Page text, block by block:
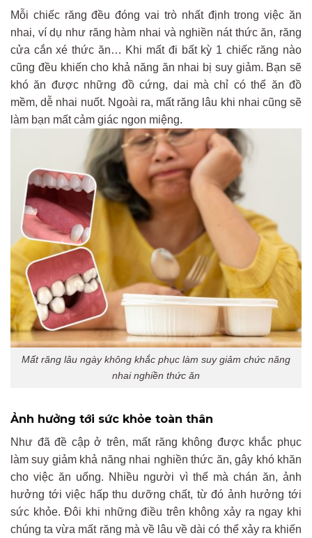
Mỗi chiếc răng đều đóng vai trò nhất định trong việc ăn
nhai, ví dụ như răng hàm nhai và nghiền nát thức ăn, răng
cửa cắn xé thức ăn… Khi mất đi bất kỳ 1 chiếc răng nào
cũng đều khiến cho khả năng ăn nhai bị suy giảm. Bạn sẽ
khó ăn được những đồ cứng, dai mà chỉ có thể ăn đồ
mềm, dễ nhai nuốt. Ngoài ra, mất răng lâu khi nhai cũng sẽ
làm bạn mất cảm giác ngon miệng.
Mất răng lâu ngày không khắc phục làm suy giảm chức năng
nhai nghiền thức ăn
Ảnh hưởng tới sức khỏe toàn thân
Như đã đề cập ở trên, mất răng không được khắc phục
làm suy giảm khả năng nhai nghiền thức ăn, gây khó khăn
cho việc ăn uống. Nhiều người vì thế mà chán ăn, ảnh
hưởng tới việc hấp thu dưỡng chất, từ đó ảnh hưởng tới
sức khỏe. Đôi khi những điều trên không xảy ra ngay khi
chúng ta vừa mất răng mà về lâu về dài có thể xảy ra khiến